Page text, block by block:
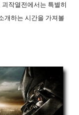
작열전에서는 특별히
개하는 시간을 가져볼